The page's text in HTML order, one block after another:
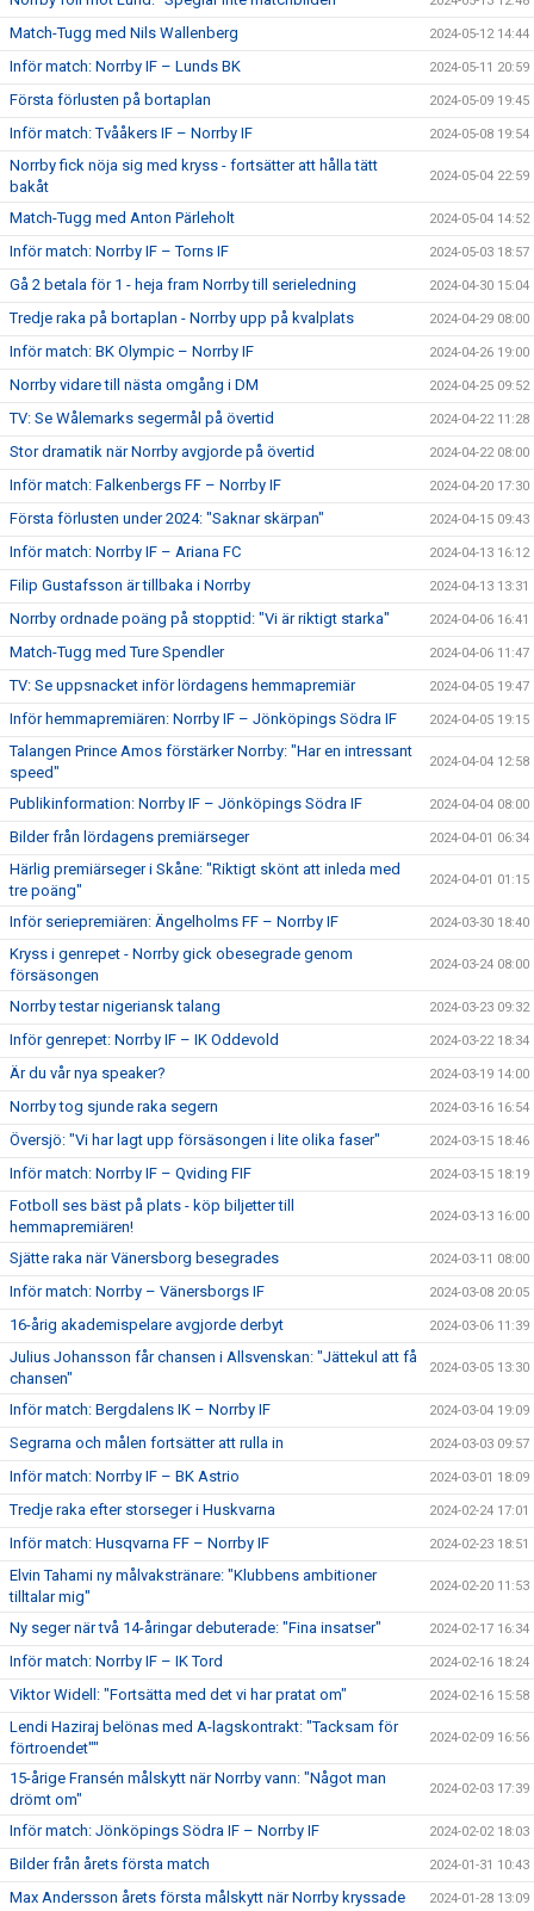
Match-Tugg med Nils Wallenberg 2024-05-12 14:44
Inför match: Norrby IF – Lunds BK 2024-05-11 20:59
Första förlusten på bortaplan 2024-05-09 19:45
Inför match: Tvååkers IF – Norrby IF 2024-05-08 19:54
Norrby fick nöja sig med kryss - fortsätter att hålla tätt
bakåt
2024-05-04 22:59
Match-Tugg med Anton Pärleholt 2024-05-04 14:52
Inför match: Norrby IF – Torns IF 2024-05-03 18:57
Gå 2 betala för 1 - heja fram Norrby till serieledning 2024-04-30 15:04
Tredje raka på bortaplan - Norrby upp på kvalplats 2024-04-29 08:00
Inför match: BK Olympic – Norrby IF 2024-04-26 19:00
Norrby vidare till nästa omgång i DM 2024-04-25 09:52
TV: Se Wålemarks segermål på övertid 2024-04-22 11:28
Stor dramatik när Norrby avgjorde på övertid 2024-04-22 08:00
Inför match: Falkenbergs FF – Norrby IF 2024-04-20 17:30
Första förlusten under 2024: "Saknar skärpan" 2024-04-15 09:43
Inför match: Norrby IF – Ariana FC 2024-04-13 16:12
Filip Gustafsson är tillbaka i Norrby 2024-04-13 13:31
Norrby ordnade poäng på stopptid: "Vi är riktigt starka" 2024-04-06 16:41
Match-Tugg med Ture Spendler 2024-04-06 11:47
TV: Se uppsnacket inför lördagens hemmapremiär 2024-04-05 19:47
Inför hemmapremiären: Norrby IF – Jönköpings Södra IF 2024-04-05 19:15
Talangen Prince Amos förstärker Norrby: "Har en intressant
speed"
2024-04-04 12:58
Publikinformation: Norrby IF – Jönköpings Södra IF 2024-04-04 08:00
Bilder från lördagens premiärseger 2024-04-01 06:34
Härlig premiärseger i Skåne: "Riktigt skönt att inleda med
tre poäng"
2024-04-01 01:15
Inför seriepremiären: Ängelholms FF – Norrby IF 2024-03-30 18:40
Kryss i genrepet - Norrby gick obesegrade genom
försäsongen
2024-03-24 08:00
Norrby testar nigeriansk talang 2024-03-23 09:32
Inför genrepet: Norrby IF – IK Oddevold 2024-03-22 18:34
Är du vår nya speaker? 2024-03-19 14:00
Norrby tog sjunde raka segern 2024-03-16 16:54
Översjö: "Vi har lagt upp försäsongen i lite olika faser" 2024-03-15 18:46
Inför match: Norrby IF – Qviding FIF 2024-03-15 18:19
Fotboll ses bäst på plats - köp biljetter till
hemmapremiären!
2024-03-13 16:00
Sjätte raka när Vänersborg besegrades 2024-03-11 08:00
Inför match: Norrby – Vänersborgs IF 2024-03-08 20:05
16-årig akademispelare avgjorde derbyt 2024-03-06 11:39
Julius Johansson får chansen i Allsvenskan: "Jättekul att få
chansen"
2024-03-05 13:30
Inför match: Bergdalens IK – Norrby IF 2024-03-04 19:09
Segrarna och målen fortsätter att rulla in 2024-03-03 09:57
Inför match: Norrby IF – BK Astrio 2024-03-01 18:09
Tredje raka efter storseger i Huskvarna 2024-02-24 17:01
Inför match: Husqvarna FF – Norrby IF 2024-02-23 18:51
Elvin Tahami ny målvakstränare: "Klubbens ambitioner
tilltalar mig"
2024-02-20 11:53
Ny seger när två 14-åringar debuterade: "Fina insatser" 2024-02-17 16:34
Inför match: Norrby IF – IK Tord 2024-02-16 18:24
Viktor Widell: "Fortsätta med det vi har pratat om" 2024-02-16 15:58
Lendi Haziraj belönas med A-lagskontrakt: "Tacksam för
förtroendet""
2024-02-09 16:56
15-årige Fransén målskytt när Norrby vann: "Något man
drömt om"
2024-02-03 17:39
Inför match: Jönköpings Södra IF – Norrby IF 2024-02-02 18:03
Bilder från årets första match 2024-01-31 10:43
Max Andersson årets första målskytt när Norrby kryssade 2024-01-28 13:09